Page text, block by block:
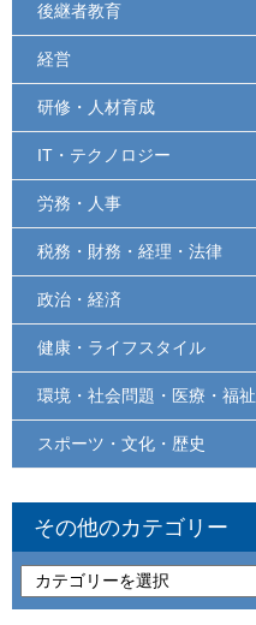
後継者教育
経営
研修・人材育成
IT・テクノロジー
労務・人事
税務・財務・経理・法律
政治・経済
健康・ライフスタイル
環境・社会問題・医療・福祉
スポーツ・文化・歴史
その他のカテゴリー